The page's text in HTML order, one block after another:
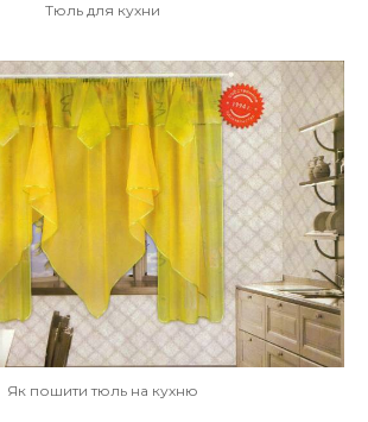
Тюль для кухни
Як пошити тюль на кухню